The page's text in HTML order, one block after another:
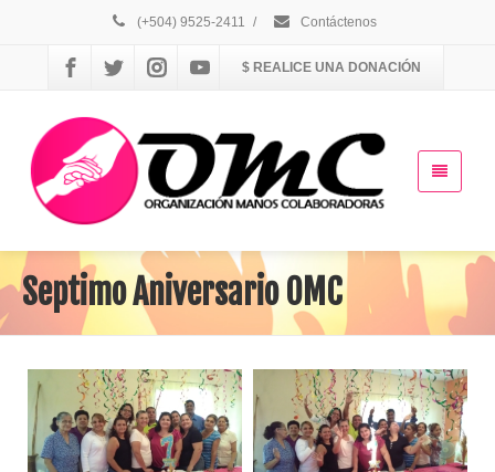
(+504) 9525-2411 / Contáctenos
$ REALICE UNA DONACIÓN
Septimo Aniversario OMC